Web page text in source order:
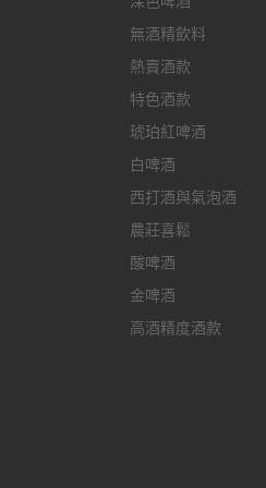
無酒精飲料
熱賣酒款
特色酒款
琥珀紅啤酒
白啤酒
西打酒與氣泡酒
農莊喜鬆
酸啤酒
金啤酒
高酒精度酒款